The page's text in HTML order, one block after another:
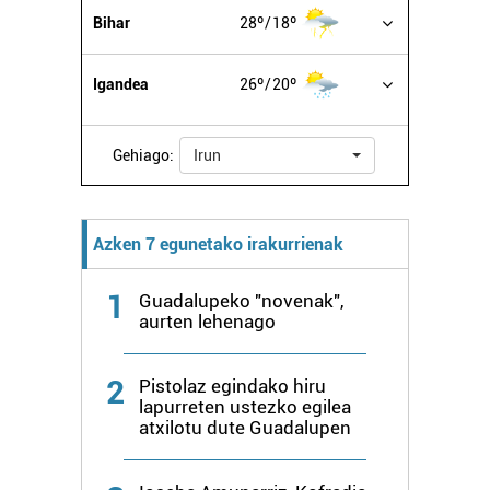
Bihar 28º 18º
Igandea 26º 20º
Gehiago: Irun
Azken 7 egunetako irakurrienak
1
Guadalupeko "novenak",
aurten lehenago
2
Pistolaz egindako hiru
lapurreten ustezko egilea
atxilotu dute Guadalupen